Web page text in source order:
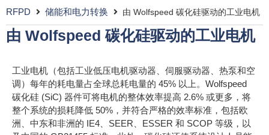
RFPD 储能和电力转换 由 Wolfspeed 碳化硅驱动的工业电机
由 Wolfspeed 碳化硅驱动的工业电机
工业电机（包括工业低压电机驱动器、伺服驱动器、热泵和空
调）每年的耗电量占全球总耗电量的 45% 以上。Wolfspeed
碳化硅 (SiC) 器件可将电机的整体效率提高 2.6% 或更多，将
整个系统的损耗降低 50%，并符合严格的效率标准，包括欧
洲、中东和非洲的 IE4、SEER、ESSER 和 SCOP 等级，以